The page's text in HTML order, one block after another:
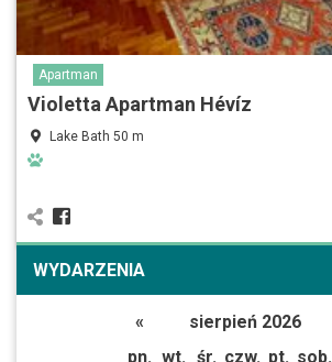
Apartman
Violetta Apartman Hévíz
Lake Bath 50 m
WYDARZENIA
« sierpień 2026
pn. wt. śr. czw. pt. sob.